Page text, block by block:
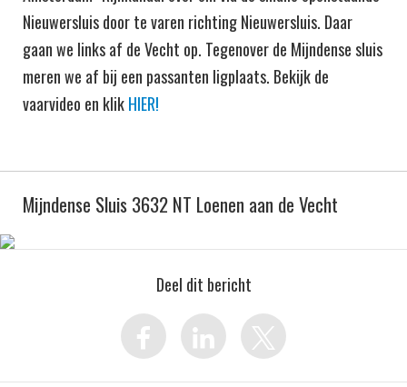
Nieuwersluis door te varen richting Nieuwersluis. Daar
gaan we links af de Vecht op. Tegenover de Mijndense sluis
meren we af bij een passanten ligplaats. Bekijk de
vaarvideo en klikHIER!
Mijndense Sluis 3632 NT Loenen aan de Vecht
Deel dit bericht